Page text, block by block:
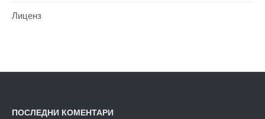
Лиценз
ПОСЛЕДНИ КОМЕНТАРИ